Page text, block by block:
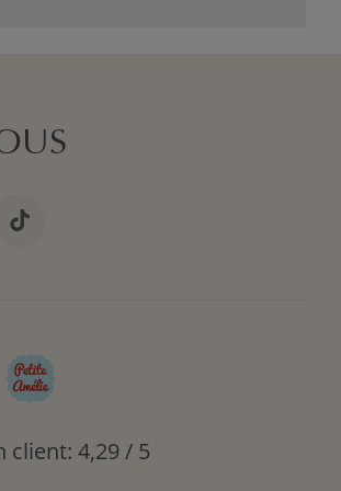
un rôle clé dans la durabilité et
Un revêtement déhoussable peut
La stabilité est un autre point
sécurisé.
de la chambre de votre enfant un
client: 4,29 / 5